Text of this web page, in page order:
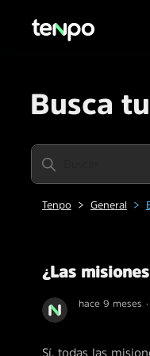
Busca
Tenpo General
¿Las
hace 9 meses
Sí, todas las